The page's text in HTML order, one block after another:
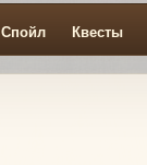
Спойл Квесты